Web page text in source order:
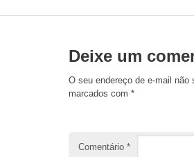
Deixe um
O seu endereço de e-mail não
marcados com*
Comentário*